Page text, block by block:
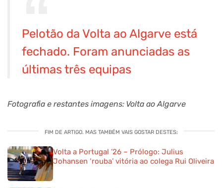
Pelotão da Volta ao Algarve está
fechado. Foram anunciadas as
últimas três equipas
Fotografia e restantes imagens: Volta ao Algarve
FIM DE ARTIGO. MAS TAMBÉM VAIS GOSTAR DESTES:
Volta a Portugal ’26 – Prólogo: Julius
Johansen ‘rouba’ vitória ao colega Rui Oliveira